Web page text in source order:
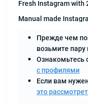
Fresh Instagram with
Manual made
Прежде чем
возьмите пару
Ознакомьтесь
с профилями
Если вам
это